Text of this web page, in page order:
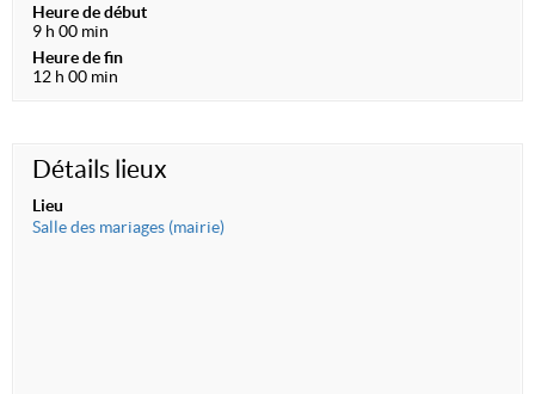
Heure de début
9 h 00 min
Heure de fin
12 h 00 min
Détails lieux
Lieu
Salle des mariages (mairie)